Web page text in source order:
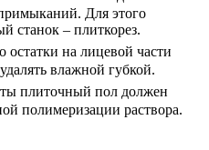
Для этого
станок – плиткорез.
остатки на лицевой части
влажной губкой.
плиточный пол должен
полимеризации раствора.